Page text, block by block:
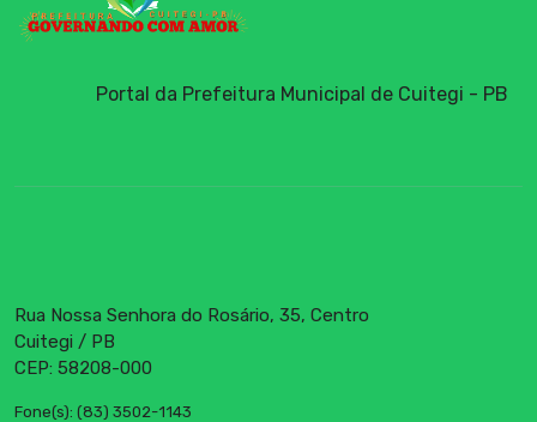
Portal da Prefeitura Municipal de Cuitegi - PB
Rua Nossa Senhora do Rosário, 35, Centro
Cuitegi / PB
CEP: 58208-000
Fone(s): (83) 3502-1143